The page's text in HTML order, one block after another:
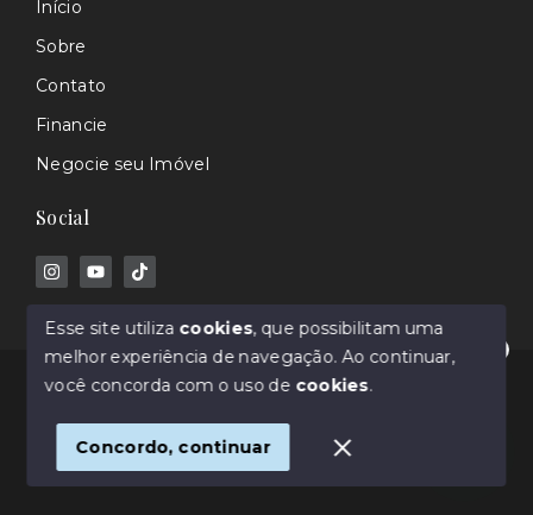
Olá! Estamos disponíveis para te ajudar.
Início
Sobre
Contato
Financie
Negocie seu Imóvel
Social
© Copyright 2026 - Rafael Barros - Corretor de
SITE PARA IMOBILIARIA
Esse site utiliza cookies, que possibilitam uma
melhor experiência de navegação.Ao continuar,
você concorda com o uso de cookies.
Concordo, continuar